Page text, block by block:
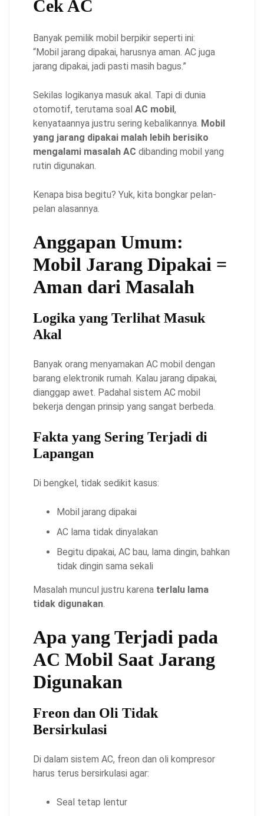
Cek AC
Banyak pemilik mobil berpikir seperti ini:
“Mobil jarang dipakai, harusnya aman. AC juga
jarang dipakai, jadi pasti masih bagus.”
Sekilas logikanya masuk akal. Tapi di dunia
otomotif, terutama soal AC mobil,
kenyataannya justru sering kebalikannya. Mobil
yang jarang dipakai malah lebih berisiko
mengalami masalah AC dibanding mobil yang
rutin digunakan.
Kenapa bisa begitu? Yuk, kita bongkar pelan-
pelan alasannya.
Anggapan Umum:
Mobil Jarang Dipakai =
Aman dari Masalah
Logika yang Terlihat Masuk
Akal
Banyak orang menyamakan AC mobil dengan
barang elektronik rumah. Kalau jarang dipakai,
dianggap awet. Padahal sistem AC mobil
bekerja dengan prinsip yang sangat berbeda.
Fakta yang Sering Terjadi di
Lapangan
Di bengkel, tidak sedikit kasus:
Mobil jarang dipakai
AC lama tidak dinyalakan
Begitu dipakai, AC bau, lama dingin, bahkan
tidak dingin sama sekali
Masalah muncul justru karena terlalu lama
tidak digunakan.
Apa yang Terjadi pada
AC Mobil Saat Jarang
Digunakan
Freon dan Oli Tidak
Bersirkulasi
Di dalam sistem AC, freon dan oli kompresor
harus terus bersirkulasi agar:
Seal tetap lentur